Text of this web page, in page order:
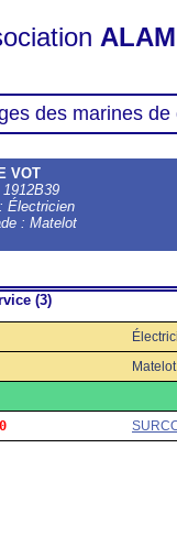
des marines
VOT
1912B39
Électricien
: Matelot
(3)
Matelot